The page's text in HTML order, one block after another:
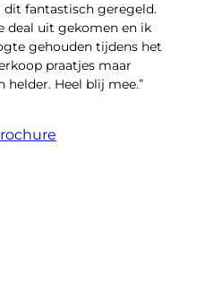
dit fantastisch geregeld.
deal uit gekomen en ik
gehouden tijdens het
praatjes maar
Heel blij mee.”